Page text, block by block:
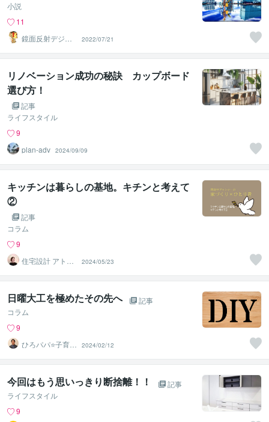
小説
11
鏡面反射デジタ
ルアート製作所
（鈴木穣）
2022/07/21
リノベーション成功の秘訣 カップボード
選び方！
記事
ライフスタイル
9
plan‐adv 2024/09/09
キッチンは暮らしの基地。キチンと考えて
②
記事
コラム
9
住宅設計 アトリ
エアルク
2024/05/23
日曜大工を極めたその先へ
記事
コラム
9
ひろパパ⭐️子育て
の愛伝えるカウ
ンセラー
2024/02/12
今回はもう思いっきり断捨離！！
記事
ライフスタイル
9